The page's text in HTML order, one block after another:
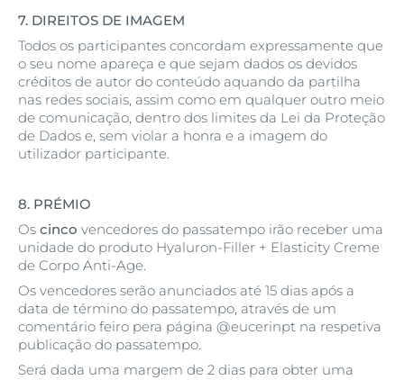
7. DIREITOS DE IMAGEM
Todos os participantes concordam expressamente que
o seu nome apareça e que sejam dados os devidos
créditos de autor do conteúdo aquando da partilha
nas redes sociais, assim como em qualquer outro meio
de comunicação, dentro dos limites da Lei da Proteção
de Dados e, sem violar a honra e a imagem do
utilizador participante.
8. PRÉMIO
Os cinco vencedores do passatempo irão receber uma
unidade do produto Hyaluron-Filler + Elasticity Creme
de Corpo Anti-Age.
Os vencedores serão anunciados até 15 dias após a
data de término do passatempo, através de um
comentário feiro pera página @eucerinpt na respetiva
publicação do passatempo.
Será dada uma margem de 2 dias para obter uma